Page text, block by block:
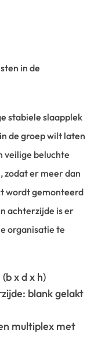
in de
stabiele slaapplek
de groep wilt laten
veilige beluchte
zodat er meer dan
wordt gemonteerd
achterzijde is er
organisatie te
x d x h)
blank gelakt
multiplex met